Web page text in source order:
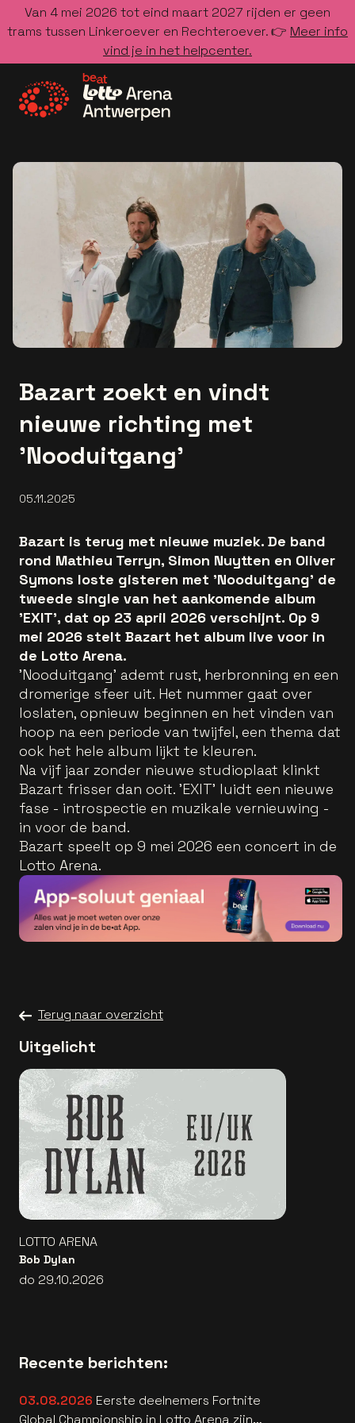
Van 4 mei 2026 tot eind maart 2027 rijden er geen
trams tussen Linkeroever en Rechteroever. 👉 Meer info
vind je in het helpcenter.
Bazart zoekt en vindt
nieuwe richting met
'Nooduitgang'
05.11.2025
Bazart is terug met nieuwe muziek. De band
rond Mathieu Terryn, Simon Nuytten en Oliver
Symons loste gisteren met 'Nooduitgang' de
tweede single van het aankomende album
'EXIT', dat op 23 april 2026 verschijnt. Op 9
mei 2026 stelt Bazart het album live voor in
de Lotto Arena.
'Nooduitgang' ademt rust, herbronning en een
dromerige sfeer uit. Het nummer gaat over
loslaten, opnieuw beginnen en het vinden van
hoop na een periode van twijfel, een thema dat
ook het hele album lijkt te kleuren.
Na vijf jaar zonder nieuwe studioplaat klinkt
Bazart frisser dan ooit. 'EXIT' luidt een nieuwe
fase - introspectie en muzikale vernieuwing -
in voor de band.
Bazart speelt op 9 mei 2026 een concert in de
Lotto Arena.
Terug naar overzicht
Uitgelicht
LOTTO ARENA
Bob Dylan
do 29.10.2026
Recente berichten:
03.08.2026 Eerste deelnemers Fortnite
Global Championship in Lotto Arena zijn